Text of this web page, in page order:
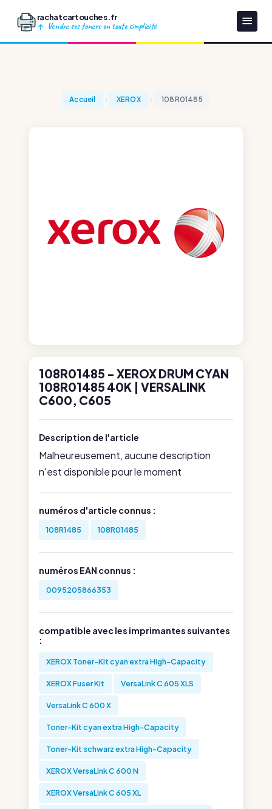
rachatcartouches.fr
Vendre ses toners en toute simplicité
Accueil XEROX 108R01485
108R01485 - XEROX DRUM CYAN
108R01485 40K | VERSALINK
C600, C605
Description de l'article
Malheureusement, aucune description
n'est disponible pour le moment
numéros d'article connus :
108R1485 108R01485
numéros EAN connus :
0095205866353
compatible avec les imprimantes suivantes
:
XEROX Toner-Kit cyan extra High-Capacity
XEROX Fuser Kit VersaLink C 605 XLS
VersaLink C 600 X
Toner-Kit cyan extra High-Capacity
Toner-Kit schwarz extra High-Capacity
XEROX VersaLink C 600 N
XEROX VersaLink C 605 XL